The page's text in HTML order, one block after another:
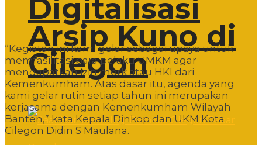
Digitalisasi
Arsip Kuno di
Cilegon
“Kegiatan ini kami gelar sebagai upaya untuk
memfasilitasi para pelaku UMKM agar
mendapatkan izin merk atau HKI dari
Kemenkumham. Atas dasar itu, agenda yang
kami gelar rutin setiap tahun ini merupakan
kerjasama dengan Kemenkumham Wilayah
Banten,” kata Kepala Dinkop dan UKM Kota
Cilegon Didin S Maulana.